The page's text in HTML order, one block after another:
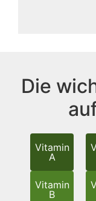
Die
Vitamin
A
Vitamin
B